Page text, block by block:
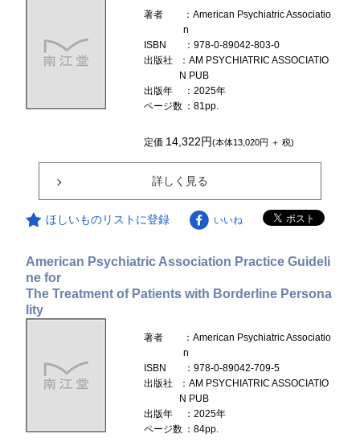
著者
：American Psychiatric Associatio
n
ISBN
：978-0-89042-803-0
出版社
：AM PSYCHIATRIC ASSOCIATIO
N PUB
出版年
：2025年
ページ数 ：81pp.
定価 14,322円(本体13,020円 ＋ 税)
詳しく見る
ほしいものリストに登録 いいね
American Psychiatric Association Practice Guideli
ne for
The Treatment of Patients with Borderline Persona
lity
著者
：American Psychiatric Associatio
n
ISBN
：978-0-89042-709-5
出版社
：AM PSYCHIATRIC ASSOCIATIO
N PUB
出版年
：2025年
ページ数 ：84pp.